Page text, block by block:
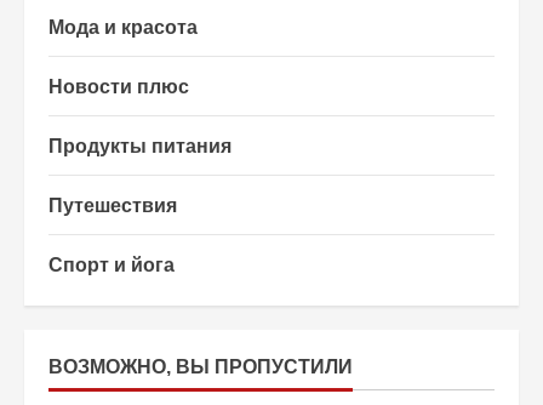
Мода и красота
Новости плюс
Продукты питания
Путешествия
Спорт и йога
ВОЗМОЖНО, ВЫ ПРОПУСТИЛИ